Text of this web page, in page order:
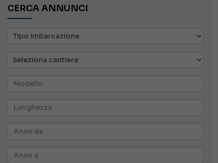
CERCA ANNUNCI